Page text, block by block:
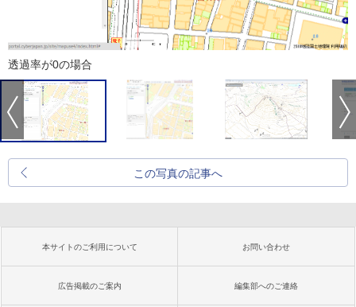
透過率が0の場合
この写真の記事へ
本サイトのご利用について お問い合わせ
広告掲載のご案内 編集部へのご連絡